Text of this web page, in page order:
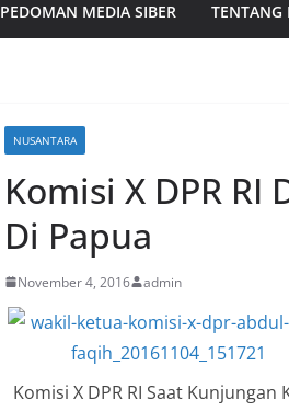
PEDOMAN MEDIA SIBER TENTANG
NUSANTARA
Komisi X DPR
Di Papua
November 4, 2016 admin
Komisi X DPR RI Saat Kunjungan